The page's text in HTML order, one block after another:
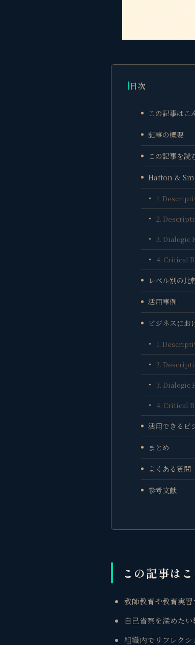
目次
この記事はこ
記事の概要
この記事を
Hatton &
1.
2.
3. Dialogic
4. Critical
レベル別の比
活用事例
ビジネスにお
1.
2.
3. Dialogic
4. Critical
活用できるビ
まとめ
よくある質問
参考文献
この記事は
教師教育や教育実
自己省察を深めた
組織内でリフレク